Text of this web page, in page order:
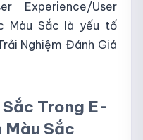
Experience/User
Màu Sắc là yếu tố
Nghiệm Đánh Giá
Sắc Trong E-
Màu Sắc